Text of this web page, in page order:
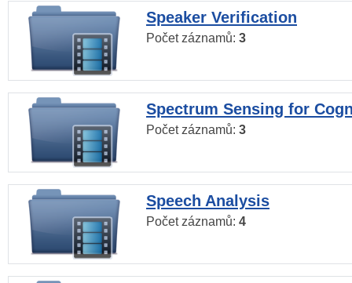
Speaker Verification
Počet záznamů: 3
Spectrum Sensing for
Počet záznamů: 3
Speech Analysis
Počet záznamů: 4